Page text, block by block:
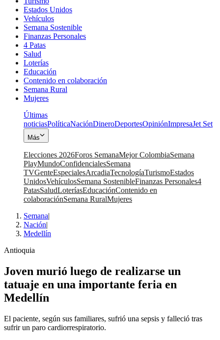
Estados Unidos
Vehículos
Semana Sostenible
Finanzas Personales
4 Patas
Salud
Loterías
Educación
Contenido en colaboración
Semana Rural
Mujeres
Últimas
noticiasPolíticaNaciónDineroDeportesOpiniónImpresaJet Set
Más
Elecciones 2026Foros SemanaMejor ColombiaSemana
PlayMundoConfidencialesSemana
TVGenteEspecialesArcadiaTecnologíaTurismoEstados
UnidosVehículosSemana SostenibleFinanzas Personales4
PatasSaludLoteríasEducaciónContenido en
colaboraciónSemana RuralMujeres
Semana|
Nación|
Medellín
Antioquia
Joven murió luego de realizarse un
tatuaje en una importante feria en
Medellín
El paciente, según sus familiares, sufrió una sepsis y falleció tras
sufrir un paro cardiorrespiratorio.